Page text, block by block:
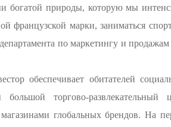
богатой природы, которую мы
французской марки, заниматься
по маркетингу и
обеспечивает обитателей
торгово-развлекательный
глобальных брендов. На